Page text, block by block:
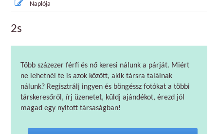
Naplója
2s
Több százezer férfi és nő keresi nálunk a párját. Miért
ne lehetnél te is azok között, akik társra találnak
nálunk? Regisztrálj ingyen és böngéssz fotókat a többi
társkeresőről, írj üzenetet, küldj ajándékot, érezd jól
magad egy nyitott társaságban!